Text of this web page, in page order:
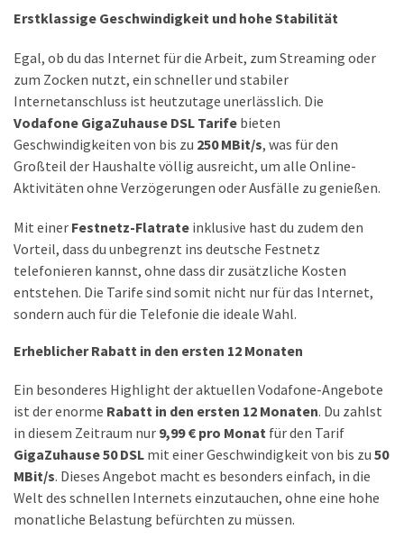
Handy-
ist
ideal
lokale
SIM
oder
internationale
MOST
USED
CATEGORIES
Handys
DSL
(23)
Tablets
Multimedia
Erstklassige Geschwindigkeit und hohe Stabilität
Egal, ob du das Internet für die Arbeit, zum Streaming oder
zum Zocken nutzt, ein schneller und stabiler
Internetanschluss ist heutzutage unerlässlich. Die
Vodafone GigaZuhause DSL Tarife bieten
Geschwindigkeiten von bis zu 250 MBit/s, was für den
Großteil der Haushalte völlig ausreicht, um alle Online-
Aktivitäten ohne Verzögerungen oder Ausfälle zu genießen.
Mit einer Festnetz-Flatrate inklusive hast du zudem den
Vorteil, dass du unbegrenzt ins deutsche Festnetz
telefonieren kannst, ohne dass dir zusätzliche Kosten
entstehen. Die Tarife sind somit nicht nur für das Internet,
sondern auch für die Telefonie die ideale Wahl.
Erheblicher Rabatt in den ersten 12 Monaten
Ein besonderes Highlight der aktuellen Vodafone-Angebote
ist der enorme Rabatt in den ersten 12 Monaten. Du zahlst
in diesem Zeitraum nur 9,99 € pro Monat für den Tarif
GigaZuhause 50 DSL mit einer Geschwindigkeit von bis zu 50
MBit/s. Dieses Angebot macht es besonders einfach, in die
Welt des schnellen Internets einzutauchen, ohne eine hohe
monatliche Belastung befürchten zu müssen.